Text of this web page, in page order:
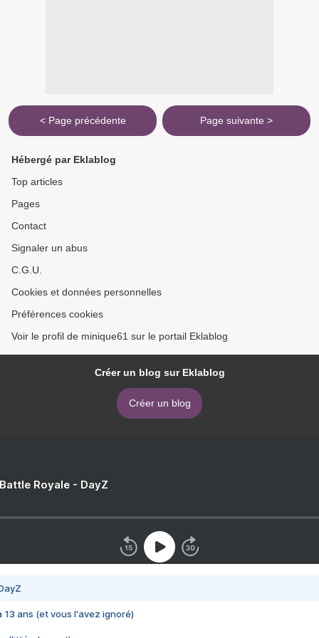
< Page précédente Page suivante >
Hébergé par Eklablog
Top articles
Pages
Contact
Signaler un abus
C.G.U.
Cookies et données personnelles
Préférences cookies
Voir le profil de minique61 sur le portail Eklablog
Créer un blog sur Eklablog
Créer un blog
Royale - DayZ
13 ans (et vous l'avez ignoré)